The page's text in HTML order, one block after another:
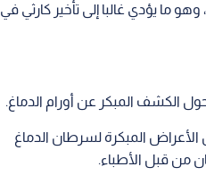
ما يؤدي غالبا إلى تأخير كارثي في
المبكرة لسرطان الدماغ
من قبل الأطباء.